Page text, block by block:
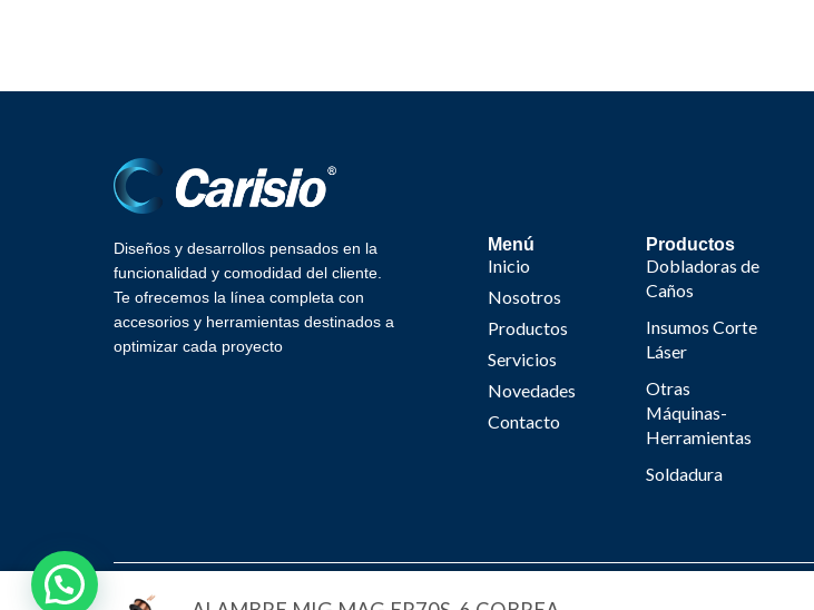
Diseños y desarrollos pensados en la
funcionalidad y comodidad del cliente.
Te ofrecemos la línea completa con
accesorios y herramientas destinados a
optimizar cada proyecto
Menú
Inicio
Nosotros
Productos
Servicios
Novedades
Contacto
Productos
Dobladoras de
Caños
Insumos Corte
Láser
Otras
Máquinas-
Herramientas
Soldadura